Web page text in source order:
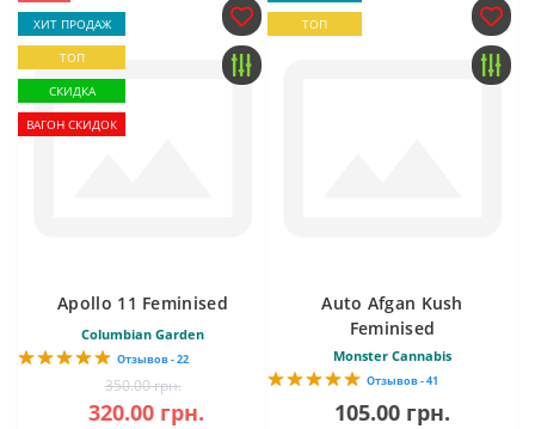
ХИТ ПРОДАЖ
ТОП
СКИДКА
ВАГОН СКИДОК
Apollo 11 Feminised
Columbian Garden
Отзывов - 22
350.00 грн.
320.00 грн.
ТОП
Auto Afgan Kush
Feminised
Monster Cannabis
Отзывов - 41
105.00 грн.